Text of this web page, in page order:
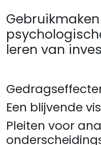
leren van
Een blijvende
Pleiten voor